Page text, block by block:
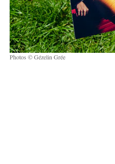
Photos © Gézelin Grée